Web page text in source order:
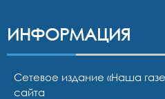
ИНФОРМАЦИЯ
Сетевое издание «Наша
сайта